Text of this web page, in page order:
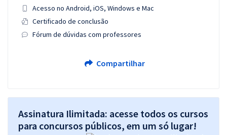
Acesso no Android, iOS, Windows e Mac
Certificado de conclusão
Fórum de dúvidas com professores
Compartilhar
Assinatura Ilimitada: acesse todos os cursos
para concursos públicos, em um só lugar!